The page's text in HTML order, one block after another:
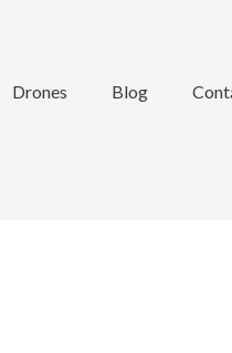
Drones Blog